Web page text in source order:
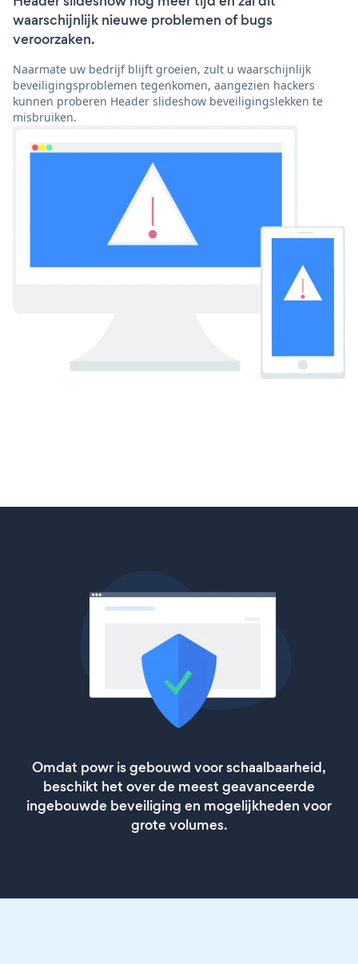
waarschijnlijk nieuwe problemen of bugs
veroorzaken.
Naarmate uw bedrijf blijft groeien, zult u waarschijnlijk
beveiligingsproblemen tegenkomen, aangezien hackers
kunnen proberen Header slideshow beveiligingslekken te
misbruiken.
Omdat powr is gebouwd voor schaalbaarheid,
beschikt het over de meest geavanceerde
ingebouwde beveiliging en mogelijkheden voor
grote volumes.